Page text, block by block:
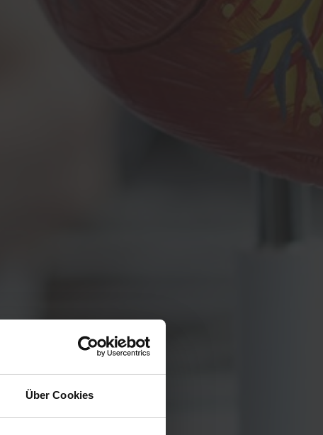
Über Cookies